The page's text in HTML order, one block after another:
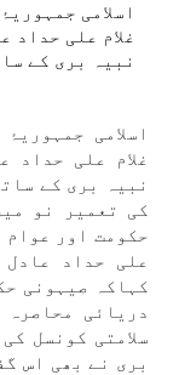
اسلامی
غلام علی حداد
نبیہ بری كے
اسلامی
غلام علی حداد
نبیہ بری كے
كی تعمير نو
حكومت اور عوام
علی حداد
كہاكہ صیہونی
دريائی
سلامتی كونسل
بری نے بھی اس